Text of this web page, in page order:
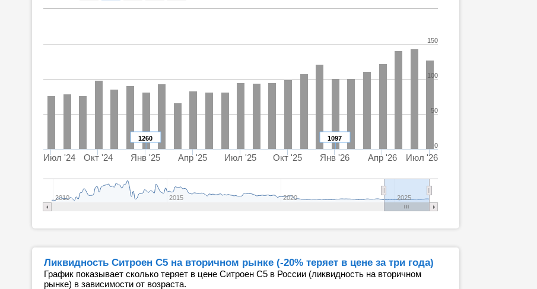
1097
1260
Июл '24 Окт '24 Янв '25 Апр '25 Июл '25 Окт '25 Янв '26 Апр '26 Июл '26
2010 2015 2020 2025
0
50
100
150
Ликвидность Ситроен С5 на вторичном рынке (-20% теряет в цене за три года)
График показывает сколько теряет в цене Ситроен С5 в России (ликвидность на вторичном
рынке) в зависимости от возраста.